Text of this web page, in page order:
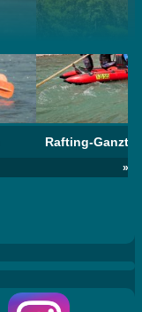
Rafting-
»